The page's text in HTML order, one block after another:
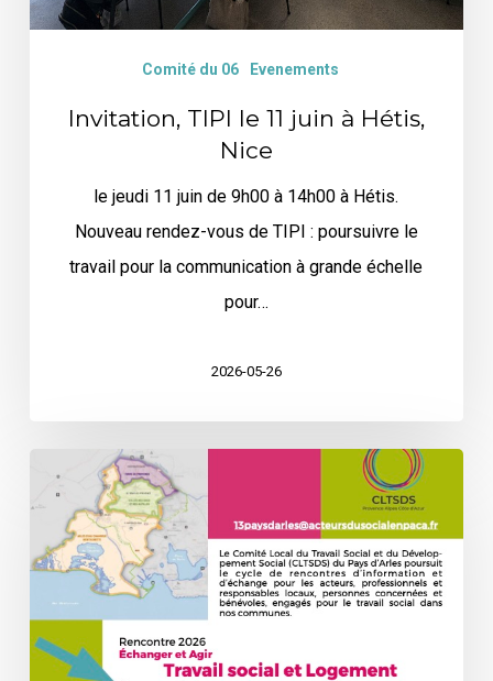
Comité du 06 Evenements
Invitation, TIPI le 11 juin à Hétis,
Nice
le jeudi 11 juin de 9h00 à 14h00 à Hétis.
Nouveau rendez-vous de TIPI : poursuivre le
travail pour la communication à grande échelle
pour…
2026-05-26
CLTSDS
du
Pays
18